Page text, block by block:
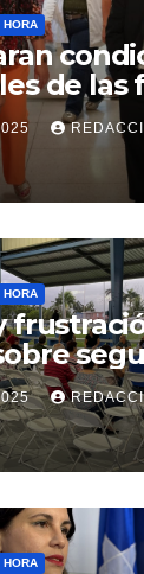
HORA
de las
HORA
HORA